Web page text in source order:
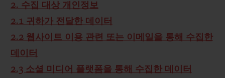
2. 수집 대상 개인정보
2.1 귀하가 전달한 데이터
2.2 웹사이트 이용 관련 또는 이메일을 통해 수집한
데이터
2.3 소셜 미디어 플랫폼을 통해 수집한 데이터